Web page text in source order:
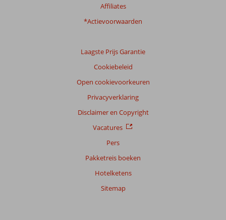
Affiliates
*Actievoorwaarden
Laagste Prijs Garantie
Cookiebeleid
Open cookievoorkeuren
Privacyverklaring
Disclaimer en Copyright
Vacatures
Pers
Pakketreis boeken
Hotelketens
Sitemap